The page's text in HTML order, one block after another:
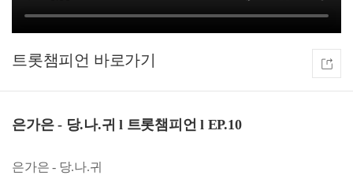
트롯챔피언
은가은 - 당.나.귀 l 트롯챔피언 l EP.10
은가은 - 당.나.귀